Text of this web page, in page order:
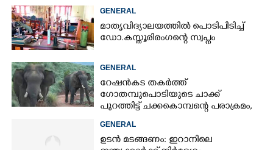
GENERAL
മാതൃവിദ്യാലയത്തിൽ പൊടിപിടിച്ച്
ഡോ.കസ്തൂരിരംഗന്റെ സ്വപ്നം
GENERAL
റേഷൻകട തകർത്ത്
ഗോതമ്പുപൊടിയുടെ ചാക്ക്
പുറത്തിട്ട് ചക്കകൊമ്പന്റെ പരാക്രമം,
GENERAL
ഉടൻ മടങ്ങണം: ഇറാനിലെ